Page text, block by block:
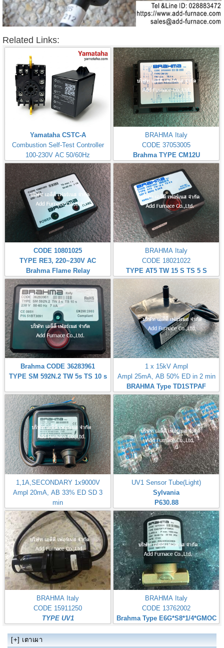
Related Links:
Yamataha CSTC-A
Combustion Self-Test Controller
100-230V AC 50/60Hz
BRAHMA Italy
CODE 37053005
Brahma TYPE CM12U
CODE 10801025
TYPE RE3, 220~230V AC
Brahma Flame Relay
BRAHMA Italy
CODE 18021022
TYPE AT5 TW 15 S TS 5 S
Brahma CODE 36283961
TYPE SM 592N.2 TW 5s TS 10 s
1 x 15kV Ampl
Ampl 25mA, AB 50% ED in 2 min
BRAHMA Type TD1STPAF
1,1A,SECONDARY 1x9000V
Ampl 20mA, AB 33% ED SD 3
min
BRAHMA Italy TYPE T11/M
UV1 Sensor Tube(Light)
Sylvania
P630.88
BRAHMA Italy
CODE 15911250
TYPE UV1
BRAHMA Italy
CODE 13762002
Brahma Type E6G*S8*1/4*GMOC
[+] เตาเผา